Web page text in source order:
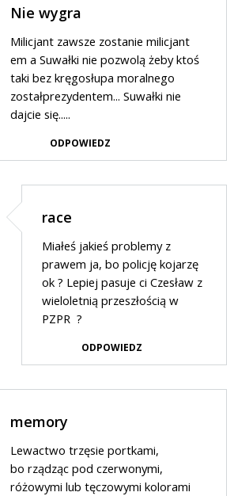
Nie wygra
Milicjant zawsze zostanie milicjant
em a Suwałki nie pozwolą żeby ktoś
taki bez kręgosłupa moralnego
zostałprezydentem... Suwałki nie
dajcie się.....
ODPOWIEDZ
race
Miałeś jakieś problemy z
prawem ja, bo policję kojarzę
ok ? Lepiej pasuje ci Czesław z
wieloletnią przeszłością w
PZPR ?
ODPOWIEDZ
memory
Lewactwo trzęsie portkami,
bo rządząc pod czerwonymi,
różowymi lub tęczowymi kolorami